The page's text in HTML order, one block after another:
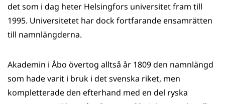
det som i dag heter Helsingfors universitet fram till
1995. Universitetet har dock fortfarande ensamrätten
till namnlängderna.
Akademin i Åbo övertog alltså år 1809 den namnlängd
som hade varit i bruk i det svenska riket, men
kompletterade den efterhand med en del ryska